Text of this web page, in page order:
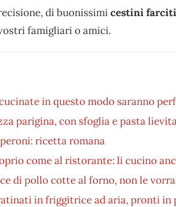
di buonissimicestini farciti
famigliari o amici.
in questo modo saranno
parigina, con sfoglia e pasta
ricetta romana
come al ristorante: li cucino
di pollo cotte al forno, non le
in friggitrice ad aria, pronti